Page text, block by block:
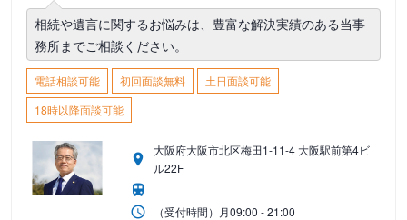
相続や遺言に関するお悩みは、豊富な解決実績のある当事
務所までご相談ください。
電話相談可能 初回面談無料
土日面談可能
18時以降面談可能
大阪府大阪市北区梅田1-11-4 大阪駅前第4ビ
ル22F
（受付時間） 月09:00 - 21:00